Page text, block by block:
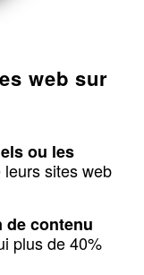
web sur
ou les
sites web
de contenu
plus de 40%